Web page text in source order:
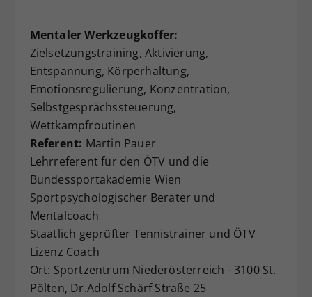
Mentaler Werkzeugkoffer:
Zielsetzungstraining, Aktivierung,
Entspannung, Körperhaltung,
Emotionsregulierung, Konzentration,
Selbstgesprächssteuerung,
Wettkampfroutinen
Referent: Martin Pauer
Lehrreferent für den ÖTV und die
Bundessportakademie Wien
Sportpsychologischer Berater und
Mentalcoach
Staatlich geprüfter Tennistrainer und ÖTV
Lizenz Coach
Ort: Sportzentrum Niederösterreich - 3100 St.
Pölten, Dr.Adolf Schärf Straße 25